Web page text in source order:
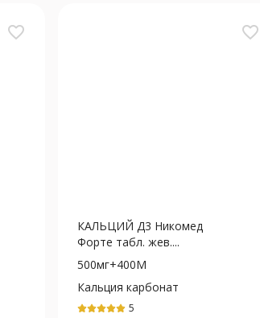
favorite_border favorite_border
КАЛЬЦИЙ Д3 Никомед
Форте табл. жев....
500мг+400М
Кальция карбонат
5